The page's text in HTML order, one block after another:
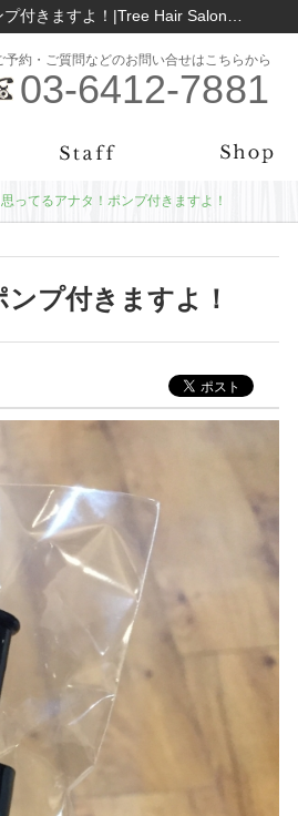
予約・ご質問などのお問い合せはこちらから
03-6412-7881
ってるアナタ！ポンプ付きますよ！
プ付きますよ！